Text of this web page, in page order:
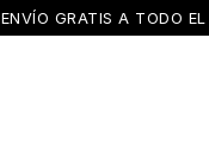
ENVÍO GRATIS A TODO